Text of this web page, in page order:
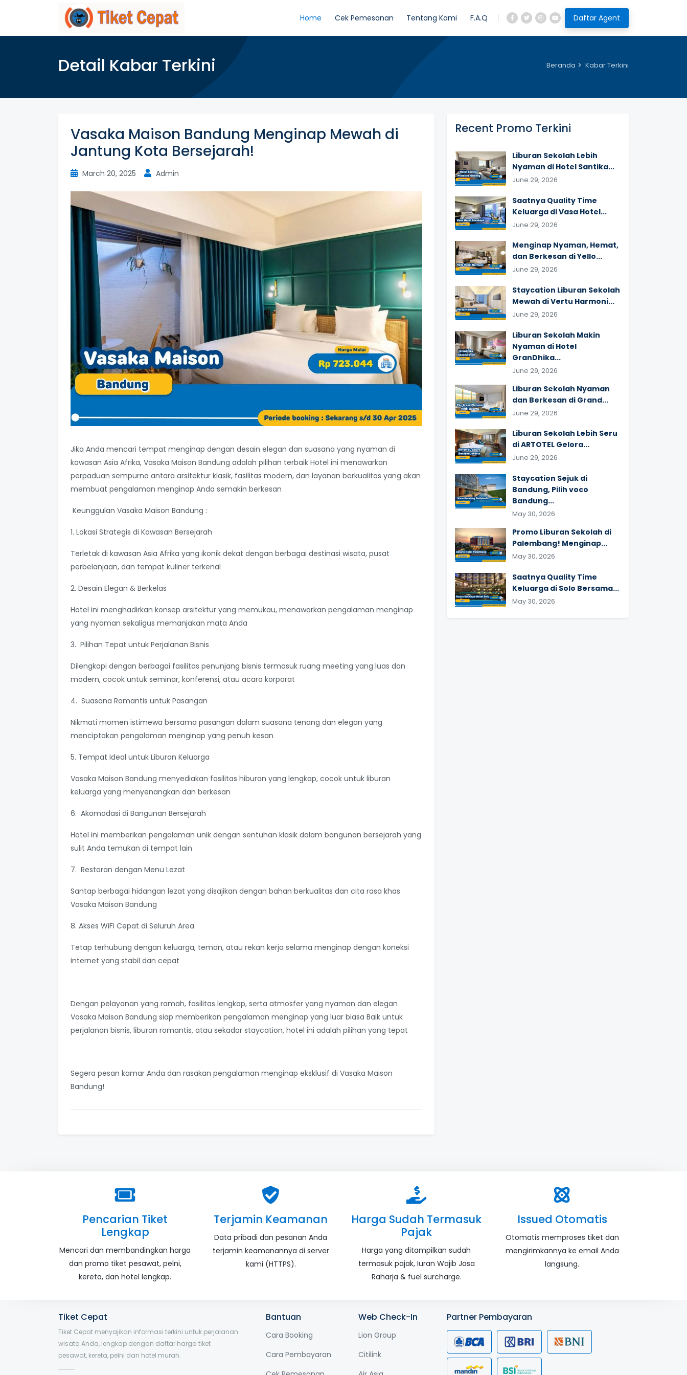
Home Cek Pemesanan Tentang Kami F.A.Q Daftar Agent
Detail Kabar Terkini Beranda Kabar Terkini
Vasaka Maison Bandung Menginap Mewah di
Jantung Kota Bersejarah!
March 20, 2025 Admin
Jika Anda mencari tempat menginap dengan desain elegan dan suasana yang nyaman di
kawasan Asia Afrika, Vasaka Maison Bandung adalah pilihan terbaik Hotel ini menawarkan
perpaduan sempurna antara arsitektur klasik, fasilitas modern, dan layanan berkualitas yang akan
membuat pengalaman menginap Anda semakin berkesan
Keunggulan Vasaka Maison Bandung :
1. Lokasi Strategis di Kawasan Bersejarah
Terletak di kawasan Asia Afrika yang ikonik dekat dengan berbagai destinasi wisata, pusat
perbelanjaan, dan tempat kuliner terkenal
2. Desain Elegan & Berkelas
Hotel ini menghadirkan konsep arsitektur yang memukau, menawarkan pengalaman menginap
yang nyaman sekaligus memanjakan mata Anda
3. Pilihan Tepat untuk Perjalanan Bisnis
Dilengkapi dengan berbagai fasilitas penunjang bisnis termasuk ruang meeting yang luas dan
modern, cocok untuk seminar, konferensi, atau acara korporat
4. Suasana Romantis untuk Pasangan
Nikmati momen istimewa bersama pasangan dalam suasana tenang dan elegan yang
menciptakan pengalaman menginap yang penuh kesan
5. Tempat Ideal untuk Liburan Keluarga
Vasaka Maison Bandung menyediakan fasilitas hiburan yang lengkap, cocok untuk liburan
keluarga yang menyenangkan dan berkesan
6. Akomodasi di Bangunan Bersejarah
Hotel ini memberikan pengalaman unik dengan sentuhan klasik dalam bangunan bersejarah yang
sulit Anda temukan di tempat lain
7. Restoran dengan Menu Lezat
Santap berbagai hidangan lezat yang disajikan dengan bahan berkualitas dan cita rasa khas
Vasaka Maison Bandung
8. Akses WiFi Cepat di Seluruh Area
Tetap terhubung dengan keluarga, teman, atau rekan kerja selama menginap dengan koneksi
internet yang stabil dan cepat
Dengan pelayanan yang ramah, fasilitas lengkap, serta atmosfer yang nyaman dan elegan
Vasaka Maison Bandung siap memberikan pengalaman menginap yang luar biasa Baik untuk
perjalanan bisnis, liburan romantis, atau sekadar staycation, hotel ini adalah pilihan yang tepat
Segera pesan kamar Anda dan rasakan pengalaman menginap eksklusif di Vasaka Maison
Bandung!
Recent Promo Terkini
Liburan Sekolah Lebih
Nyaman di Hotel Santika...
June 29, 2026
Saatnya Quality Time
Keluarga di Vasa Hotel...
June 29, 2026
Menginap Nyaman, Hemat,
dan Berkesan di Yello...
June 29, 2026
Staycation Liburan Sekolah
Mewah di Vertu Harmoni...
June 29, 2026
Liburan Sekolah Makin
Nyaman di Hotel
GranDhika...
June 29, 2026
Liburan Sekolah Nyaman
dan Berkesan di Grand...
June 29, 2026
Liburan Sekolah Lebih Seru
di ARTOTEL Gelora...
June 29, 2026
Staycation Sejuk di
Bandung, Pilih voco
Bandung...
May 30, 2026
Promo Liburan Sekolah di
Palembang! Menginap...
May 30, 2026
Saatnya Quality Time
Keluarga di Solo Bersama...
May 30, 2026
Pencarian Tiket
Lengkap
Mencari dan membandingkan harga
dan promo tiket pesawat, pelni,
kereta, dan hotel lengkap.
Terjamin Keamanan
Data pribadi dan pesanan Anda
terjamin keamanannya di server
kami (HTTPS).
Harga Sudah Termasuk
Pajak
Harga yang ditampilkan sudah
termasuk pajak, Iuran Wajib Jasa
Raharja & fuel surcharge.
Issued Otomatis
Otomatis memproses tiket dan
mengirimkannya ke email Anda
langsung.
Tiket Cepat
Tiket Cepat menyajikan informasi terkini untuk perjalanan
wisata Anda, lengkap dengan daftar harga tiket
pesawat, kereta, pelni dan hotel murah.
Bantuan
Cara Booking
Cara Pembayaran
Web Check-In
Lion Group
Citilink
Partner Pembayaran